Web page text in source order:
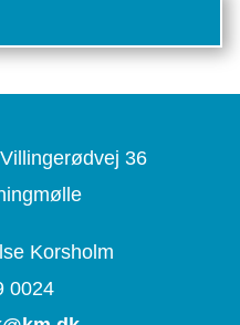
Villingerødvej 36
Korsholm
0024